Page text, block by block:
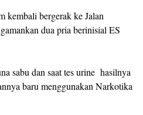
kembali bergerak ke Jalan
dua pria berinisial ES
sabu dan saat tes urine hasilnya
baru menggunakan Narkotika